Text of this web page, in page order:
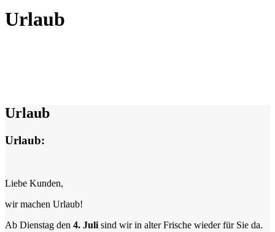
Urlaub
Urlaub
Urlaub:
Liebe Kunden,
wir machen Urlaub!
Ab Dienstag den 4. Juli sind wir in alter Frische wieder für Sie da.